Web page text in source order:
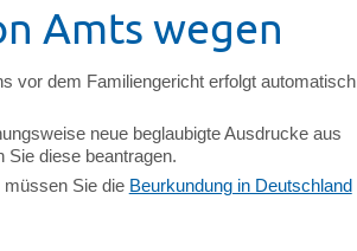
Amts wegen
vor dem Familiengericht erfolgt automatisch
neue beglaubigte Ausdrucke aus
Sie diese beantragen.
müssen Sie die Beurkundung in Deutschland